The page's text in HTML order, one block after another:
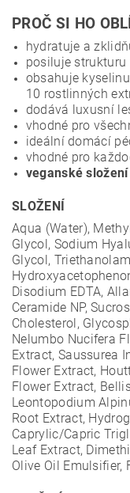
PROČ SI HO
hydratuje a
posiluje
obsahuje
10 rostlinných
dodává luxusní
vhodné pro
ideální domácí
vhodné pro
veganské složení
SLOŽENÍ
Aqua (Water),
Glycol, Sodium
Glycol,
Disodium EDTA,
Ceramide NP,
Cholesterol,
Nelumbo Nucifera
Extract, Saussurea
Flower Extract,
Flower Extract,
Leontopodium
Root Extract,
Caprylic/Capric
Leaf Extract,
Olive Oil Emulsifier,